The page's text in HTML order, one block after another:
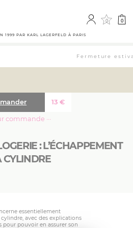
0 0
1999 PAR KARL LAGERFELD À PARIS
Fermeture
: L’ÉCHAPPEMENT
CYLINDRE
13 €
commande ···
essentiellement
cylindre, avec des explications
pour pouvoir en assurer son